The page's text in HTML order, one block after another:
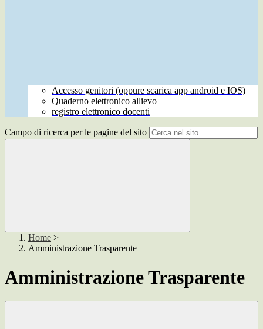
Accesso genitori (oppure scarica app android e IOS)
Quaderno elettronico allievo
registro elettronico docenti
Campo di ricerca per le pagine del sito
Home >
Amministrazione Trasparente
Amministrazione Trasparente